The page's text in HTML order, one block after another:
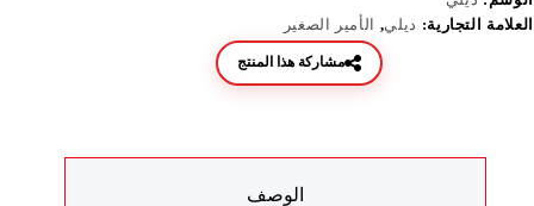
العلامة التجارية: ديلي, الأمير الصغير
مشاركة هذا المنتج
الوصف